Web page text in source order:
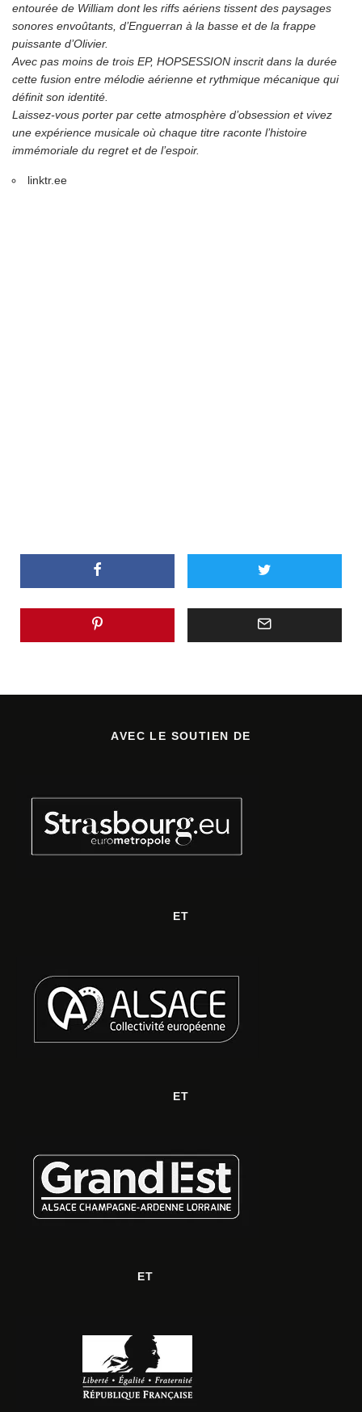
entourée de William dont les riffs aériens tissent des paysages
sonores envoûtants, d’Enguerran à la basse et de la frappe
puissante d’Olivier.
Avec pas moins de trois EP, HOPSESSION inscrit dans la durée
cette fusion entre mélodie aérienne et rythmique mécanique qui
définit son identité.
Laissez-vous porter par cette atmosphère d’obsession et vivez
une expérience musicale où chaque titre raconte l’histoire
immémoriale du regret et de l’espoir.
linktr.ee
AVEC LE SOUTIEN DE
ET
ET
ET